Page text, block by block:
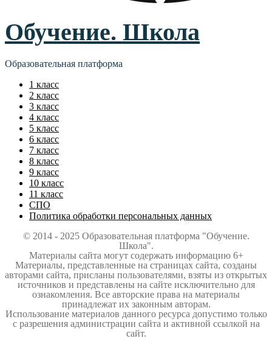
Обучение. Школа
Образовательная платформа
1 класс
2 класс
3 класс
4 класс
5 класс
6 класс
7 класс
8 класс
9 класс
10 класс
11 класс
СПО
Политика обработки персональных данных
© 2014 - 2025 Образовательная платформа "Обучение.
Школа".
Материалы сайта могут содержать информацию 6+
Материалы, представленные на страницах сайта, созданы
авторами сайта, присланы пользователями, взяты из открытых
источников и представлены на сайте исключительно для
ознакомления. Все авторские права на материалы
принадлежат их законным авторам.
Использование материалов данного ресурса допустимо только
с разрешения администрации сайта и активной ссылкой на
сайт.